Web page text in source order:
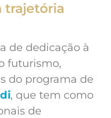
trajetória
de dedicação à
futurismo,
do programa de
, que tem como
de